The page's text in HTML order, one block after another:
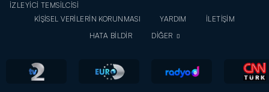
İZLEYİCİ TEMSİLCİSİ
KİŞİSEL VERİLERİN KORUNMASI
YARDIM
İLETİŞİM
HATA BİLDİR
DİĞER